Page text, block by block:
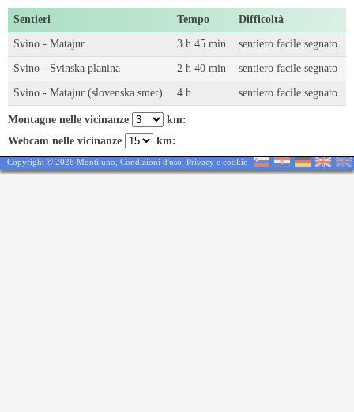
Sentieri Tempo Difficoltà
Svino - Matajur 3 h 45 min sentiero facile segnato
Svino - Svinska planina 2 h 40 min sentiero facile segnato
Svino - Matajur (slovenska smer) 4 h sentiero facile segnato
Montagne nelle vicinanze
km:
Webcam nelle vicinanze
km:
Copyright © 2026 Monti.uno, Condizioni d'uso Privacy e cookie